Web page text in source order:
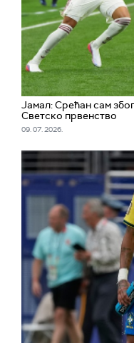
Јамал: Срећан сам
Светско првенство
09. 07. 2026.